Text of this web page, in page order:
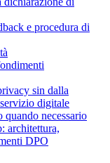
e procedura di
sin dalla
digitale
necessario
architettura,
DPO